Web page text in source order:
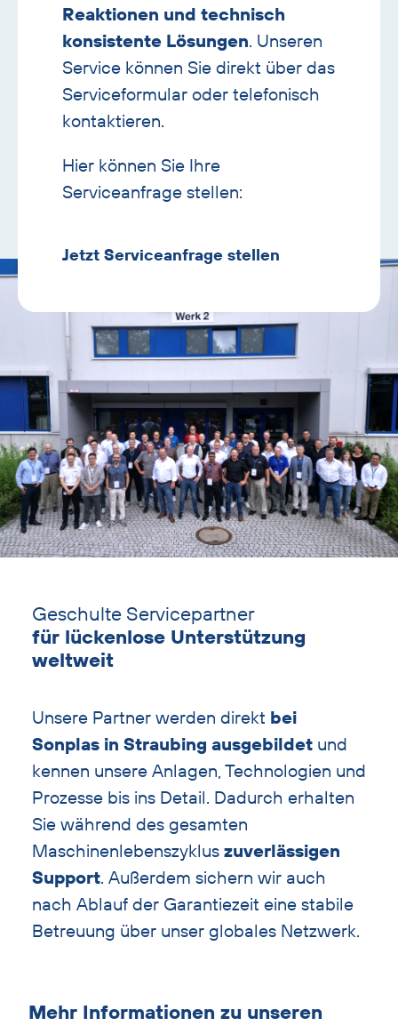
Reaktionen und technisch
konsistente Lösungen. Unseren
Service können Sie direkt über das
Serviceformular oder telefonisch
kontaktieren.
Hier können Sie Ihre
Serviceanfrage stellen:
Jetzt Serviceanfrage stellen
Überschrift
überspringen
Geschulte Servicepartner
für lückenlose Unterstützung
weltweit
Unsere Partner werden direkt bei
Sonplas in Straubing ausgebildet und
kennen unsere Anlagen, Technologien und
Prozesse bis ins Detail. Dadurch erhalten
Sie während des gesamten
Maschinenlebenszyklus zuverlässigen
Support. Außerdem sichern wir auch
nach Ablauf der Garantiezeit eine stabile
Betreuung über unser globales Netzwerk.
Querverlinkungen
Mehr Informationen zu unseren